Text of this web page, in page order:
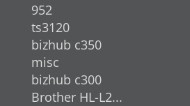
952
ts3120
bizhub c350
misc
bizhub c300
Brother HL-L2...